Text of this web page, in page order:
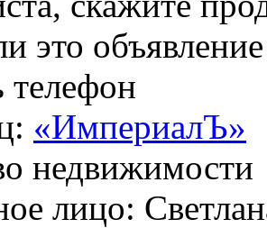
это
телефон
«ИмпериалЪ»
недвижимости
лицо: